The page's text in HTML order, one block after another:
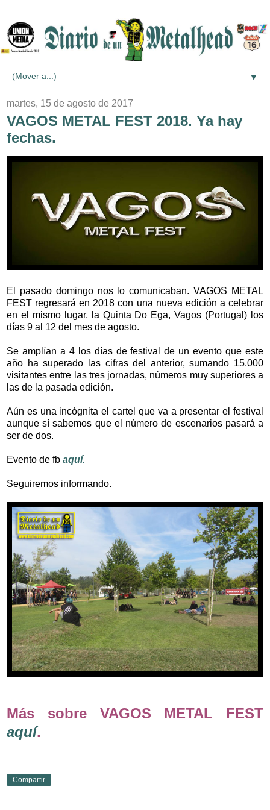
▼
martes, 15 de agosto de 2017
VAGOS METAL FEST 2018. Ya hay
fechas.
El pasado domingo nos lo comunicaban. VAGOS METAL
FEST regresará en 2018 con una nueva edición a celebrar
en el mismo lugar, la Quinta Do Ega, Vagos (Portugal) los
días 9 al 12 del mes de agosto.
Se amplían a 4 los días de festival de un evento que este
año ha superado las cifras del anterior, sumando 15.000
visitantes entre las tres jornadas, números muy superiores a
las de la pasada edición.
Aún es una incógnita el cartel que va a presentar el festival
aunque sí sabemos que el número de escenarios pasará a
ser de dos.
Evento de fb aquí.
Seguiremos informando.
Más sobre VAGOS METAL FEST
aquí.
Compartir